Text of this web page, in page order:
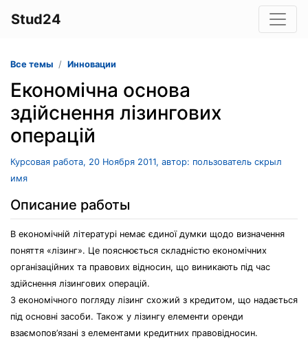
Stud24
Все темы Инновации
Економічна основа
здійснення лізингових
операцій
Курсовая работа, 20 Ноября 2011, автор: пользователь скрыл
имя
Описание работы
В економічній літературі немає єдиної думки щодо визначення
поняття «лізинг». Це пояснюється складністю економічних
організаційних та правових відносин, що виникають під час
здійснення лізингових операцій.
З економічного погляду лізинг схожий з кредитом, що надається
під основні засоби. Також у лізингу елементи оренди
взаємопов’язані з елементами кредитних правовідносин.